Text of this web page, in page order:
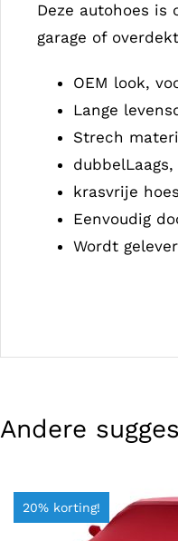
Deze autohoes is
garage of
OEM look,
Lange
Strech
krasvrije
Eenvoudig
Wordt
Andere
20% korting!